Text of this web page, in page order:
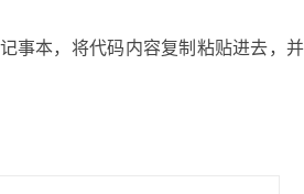
事本，将代码内容复制粘贴进去，并